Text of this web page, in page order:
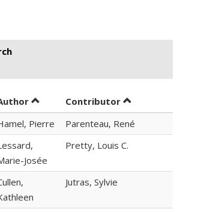
Sort by author in descending order
Contributor by contributor in
Pierre
Parenteau, René
Josée
Pretty, Louis C.
Jutras, Sylvie